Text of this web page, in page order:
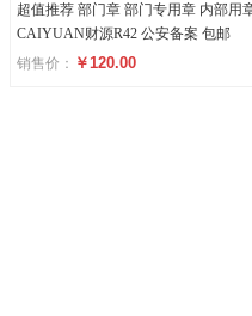
超值推荐 部门章 部门专用章 内部用
CAIYUAN财源R42 公安备案 包邮
销售价： ￥120.00